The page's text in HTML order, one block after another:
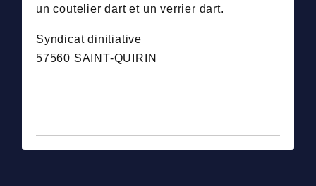
un coutelier dart et un verrier dart.
Syndicat dinitiative
57560 SAINT-QUIRIN